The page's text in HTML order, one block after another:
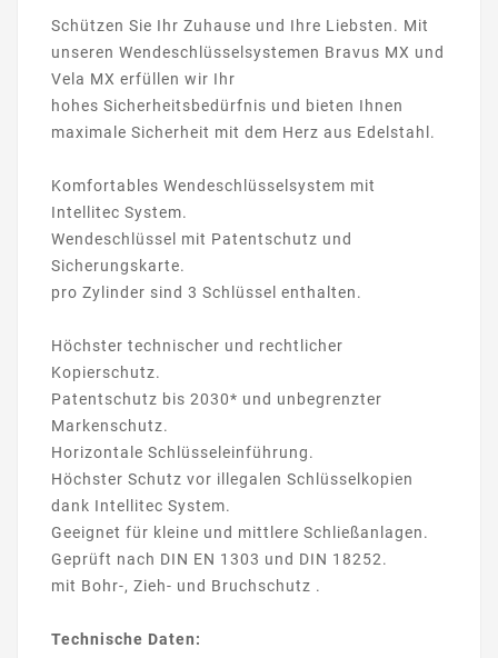
Schützen Sie Ihr Zuhause und Ihre Liebsten. Mit
unseren Wendeschlüsselsystemen Bravus MX und
Vela MX erfüllen wir Ihr
hohes Sicherheitsbedürfnis und bieten Ihnen
maximale Sicherheit mit dem Herz aus Edelstahl.
Komfortables Wendeschlüsselsystem mit
Intellitec System.
Wendeschlüssel mit Patentschutz und
Sicherungskarte.
pro Zylinder sind 3 Schlüssel enthalten.
Höchster technischer und rechtlicher
Kopierschutz.
Patentschutz bis 2030* und unbegrenzter
Markenschutz.
Horizontale Schlüsseleinführung.
Höchster Schutz vor illegalen Schlüsselkopien
dank Intellitec System.
Geeignet für kleine und mittlere Schließanlagen.
Geprüft nach DIN EN 1303 und DIN 18252.
mit Bohr-, Zieh- und Bruchschutz .
Technische Daten: